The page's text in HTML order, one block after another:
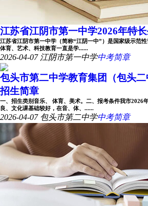
江苏省江阴市第一中学2026年特
江苏省江阴市第一中学（简称“江阴一中”）是国家级示范
体育、艺术、科技教育一直是学......
2026-04-07 江阴市第一中学中考简章
包头市第二中学教育集团（包头
招生简章
一、招生类别音乐、 体育、美术。二、报考条件我市2026
良、文化课基础较好，在音、体、......
2026-04-07 包头市第二中学中考简章